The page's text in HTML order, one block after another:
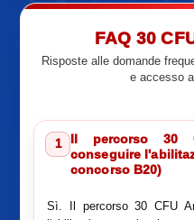
FAQ 30
Risposte alle domande
e accesso
1
Il percorso 30
conseguire
concorso B20)
Sì. Il percorso 30 CFU